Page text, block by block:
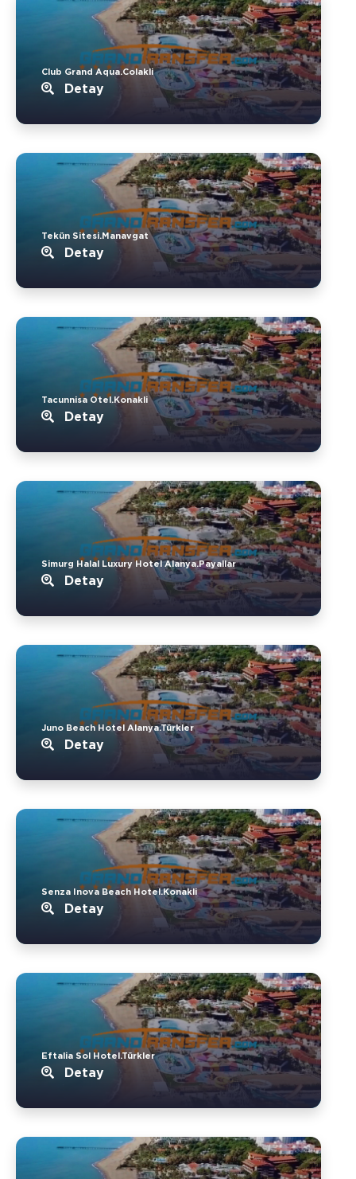
Club Grand Aqua.Colakli
Detay
Tekün Sitesi.Manavgat
Detay
Tacunnisa Otel.Konakli
Detay
Simurg Halal Luxury Hotel Alanya.Payallar
Detay
Juno Beach Hotel Alanya.Türkler
Detay
Senza Inova Beach Hotel.Konakli
Detay
Eftalia Sol Hotel.Türkler
Detay